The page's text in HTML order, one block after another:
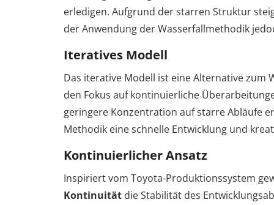
erledigen. Aufgrund der starren Struktur
der Anwendung der Wasserfallmethodik
Iteratives Modell
Das iterative Modell ist eine Alternative zum
den Fokus auf kontinuierliche
geringere Konzentration auf starre Abläufe
Methodik eine schnelle Entwicklung und
Kontinuierlicher Ansatz
Inspiriert vom Toyota-Produktionssystem
Kontinuität die Stabilität des